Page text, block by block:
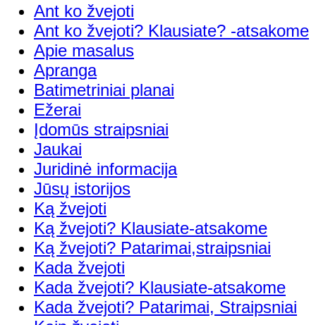
Ant ko žvejoti
Ant ko žvejoti? Klausiate? -atsakome
Apie masalus
Apranga
Batimetriniai planai
Ežerai
Įdomūs straipsniai
Jaukai
Juridinė informacija
Jūsų istorijos
Ką žvejoti
Ką žvejoti? Klausiate-atsakome
Ką žvejoti? Patarimai,straipsniai
Kada žvejoti
Kada žvejoti? Klausiate-atsakome
Kada žvejoti? Patarimai, Straipsniai